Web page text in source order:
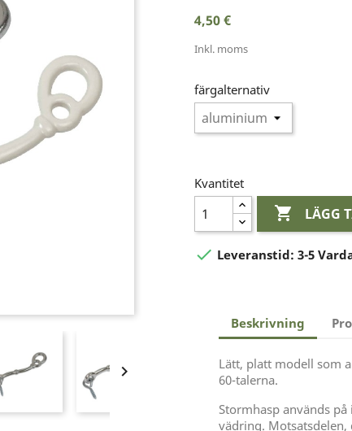

4,50 €
Inkl. moms
färgalternativ
Kvantitet
 LÄGG
 Leveranstid: 3-5
Beskrivning
Lätt, platt modell som
60-talerna.
Stormhasp används
vädring. Motsatsdelen,